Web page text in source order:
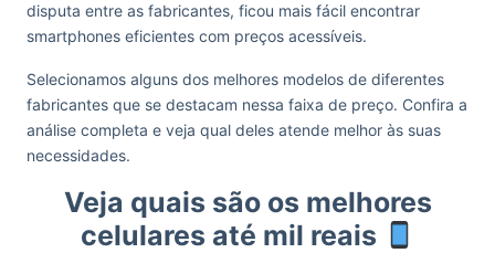
disputa entre as fabricantes, ficou mais fácil encontrar
smartphones eficientes com preços acessíveis.
Selecionamos alguns dos melhores modelos de diferentes
fabricantes que se destacam nessa faixa de preço. Confira a
análise completa e veja qual deles atende melhor às suas
necessidades.
Veja quais são os melhores
celulares até mil reais